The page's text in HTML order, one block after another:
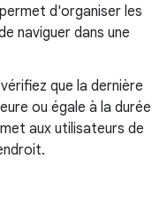
d'organiser les
naviguer dans une
que la dernière
ou égale à la durée
aux utilisateurs de